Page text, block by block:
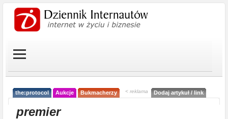
the:protocol Aukcje Bukmacherzy < reklama Dodaj artykuł / link
premier